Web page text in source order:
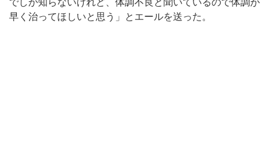
でしか知らないけれど、体調不良と聞いているので体調が
早く治ってほしいと思う」とエールを送った。